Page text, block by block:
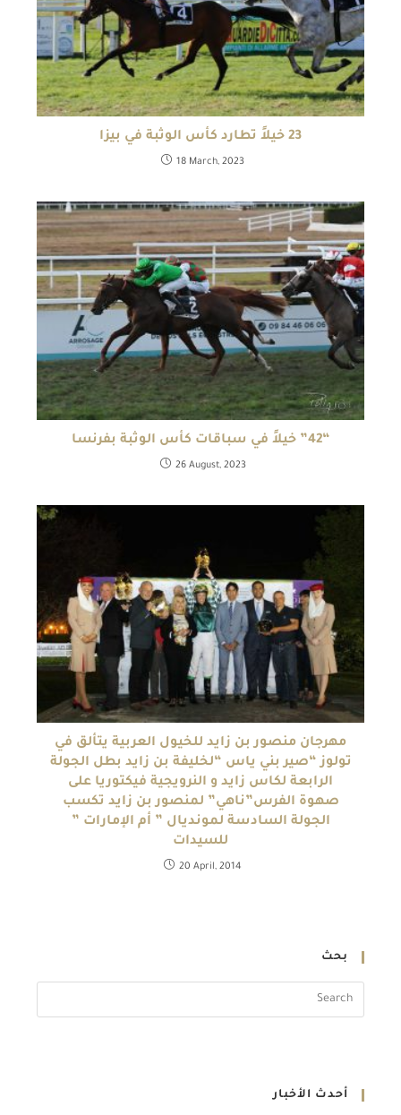
23 خيلاً تطارد كأس الوثبة في بيزا
18 March, 2023
“42” خيلاً في سباقات كأس الوثبة بفرنسا
26 August, 2023
مهرجان منصور بن زايد للخيول العربية يتألق في
تولوز “صير بني ياس “لخليفة بن زايد بطل الجولة
الرابعة لكاس زايد و النرويجية فيكتوريا على
صهوة الفرس”ناهي” لمنصور بن زايد تكسب
الجولة السادسة لمونديال ” أم الإمارات ”
للسيدات
20 April, 2014
بحث
أحدث الأخبار